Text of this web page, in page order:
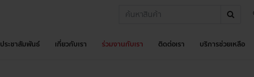
ประชาสัมพันธ์ เกี่ยวกับเรา ร่วมงานกับเรา ติดต่อเรา บริการช่วยเหลือ